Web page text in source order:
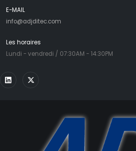
E-MAIL
info@adjditec.com
Les horaires
Lundi - vendredi / 07:30AM - 14:30PM